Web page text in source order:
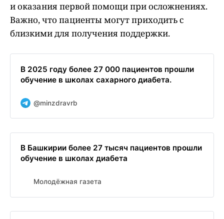
и оказания первой помощи при осложнениях.
Важно, что пациенты могут приходить с
близкими для получения поддержки.
В 2025 году более 27 000 пациентов прошли
обучение в школах сахарного диабета.
@minzdravrb
В Башкирии более 27 тысяч пациентов прошли
обучение в школах диабета
Молодёжная газета